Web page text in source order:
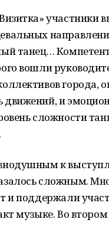
участники
танец…
вошли
города,
движений, и
сложности
к
сложным.
и поддержали
музыке. Во